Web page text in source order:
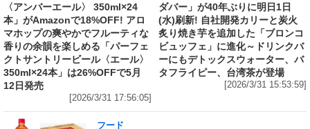
〈アンバーエール〉 350ml×24
本」がAmazonで18%OFF! アロ
マホップの爽やかでフルーティな
香りの余韻を楽しめる「パーフェ
クトサントリービール〈エール〉
350ml×24本」は26%OFFで5月
12日発売
[2026/3/31 17:56:05]
ダバー」が40年ぶりに明日1日
(水)刷新! 自社開発カリーと炭火
炙り焼き芋を追加した「ブロンコ
ビュッフェ」に進化～ドリンクバ
ーにもデトックスウォーター、バ
タフライピー、台湾茶が登場
[2026/3/31 15:53:59]
フード